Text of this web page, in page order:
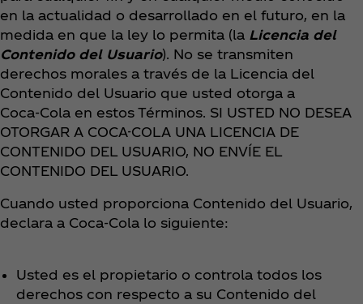
en la actualidad o desarrollado en el futuro, en la
medida en que la ley lo permita (la Licencia del
Contenido del Usuario). No se transmiten
derechos morales a través de la Licencia del
Contenido del Usuario que usted otorga a
Coca‑Cola en estos Términos. SI USTED NO DESEA
OTORGAR A COCA-COLA UNA LICENCIA DE
CONTENIDO DEL USUARIO, NO ENVÍE EL
CONTENIDO DEL USUARIO.
Cuando usted proporciona Contenido del Usuario,
declara a Coca‑Cola lo siguiente:
Usted es el propietario o controla todos los
derechos con respecto a su Contenido del